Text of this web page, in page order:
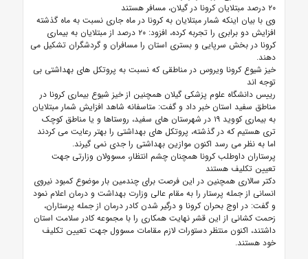
۲۰ درصد مبتلایان کرونا در گیلان، مسافر هستند
وی با بیان اینکه شمار مبتلایان به کرونا در ماه جاری نسبت به ماه گذشته
افزایش دو برابری را تجربه کرده، افزود: ۲۰ درصد از مبتلایان به بیماری
کرونا در بخش سرپایی و بستری استان را مسافران و گردشگران تشکیل می
دهند.
خیز شیوع کرونا ویروس در مناطقی که نسبت به پروتکل های بهداشتی بی
توجه اند
رییس دانشگاه علوم پزشکی گیلان همچنین از خیز شیوع بیماری کرونا در
مناطق سفید استان خبر داد و گفت: متاسفانه شاهد افزایش شمار مبتلایان
به بیماری کووید ۱۹ در شهرستان های سفید، روستاها و یا مناطق کوچک
تری هستیم که در گذشته، پروتکل های بهداشتی را بهتر رعایت می کردند
اما به نظر می رسد اکنون موازین بهداشتی را جدی نمی گیرند.
پرستاران داوطلب کرونا همچنان چشم انتظار، مسوولان وزارتی جهت
تعیین تکلیف هستند
دکتر سالاری همچنین در این فرصت برای چندمین بار موضوع کمبود نیروی
انسانی از جمله پرستار را به مقام عالی وزارت بهداشت و درمان اعلام نمود
و گفت: در اوج بحران کرونا و درگیر شدن کادر درمان از جمله پرستاران،
زحمت کشانی از این قشر نهایت همکاری را با مجموعه کادر سلامت استان
داشتند، اکنون منتظر دستورات لازم مقامات مسوول جهت تعیین تکلیف
خود هستند.